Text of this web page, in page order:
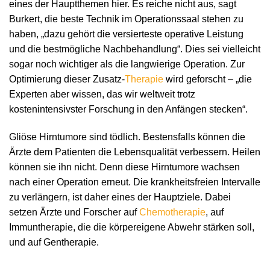
eines der Hauptthemen hier. Es reiche nicht aus, sagt
Burkert, die beste Technik im Operationssaal stehen zu
haben, „dazu gehört die versierteste operative Leistung
und die bestmögliche Nachbehandlung“. Dies sei vielleicht
sogar noch wichtiger als die langwierige Operation. Zur
Optimierung dieser Zusatz-Therapie wird geforscht – „die
Experten aber wissen, das wir weltweit trotz
kostenintensivster Forschung in den Anfängen stecken“.
Gliöse Hirntumore sind tödlich. Bestensfalls können die
Ärzte dem Patienten die Lebensqualität verbessern. Heilen
können sie ihn nicht. Denn diese Hirntumore wachsen
nach einer Operation erneut. Die krankheitsfreien Intervalle
zu verlängern, ist daher eines der Hauptziele. Dabei
setzen Ärzte und Forscher aufChemotherapie, auf
Immuntherapie, die die körpereigene Abwehr stärken soll,
und auf Gentherapie.